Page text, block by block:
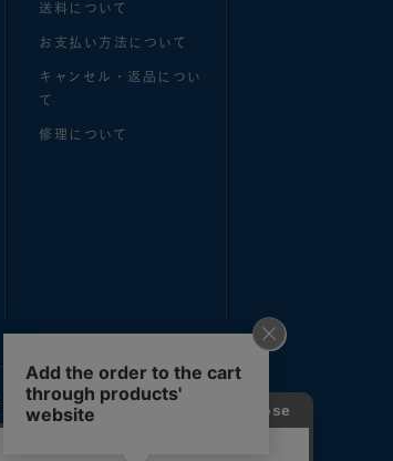
送料について
お支払い方法について
キャンセル・返品につい
て
修理について
お問い合わせ